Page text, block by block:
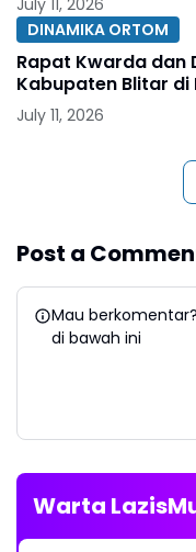
July 11, 2026
DINAMIKA ORTOM
Rapat Kwarda dan
Kabupaten Blitar di
July 11, 2026
Post a
Mau
di bawah ini
Warta